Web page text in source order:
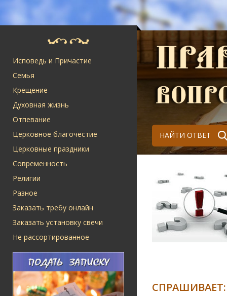
Исповедь и Причастие
Семья
Крещение
Духовная жизнь
Отпевание
Церковное благочестие
Церковные праздники
Современность
Религии
Разное
Заказать требу онлайн
Заказать установку свечи
Не рассортированное
НАЙТИ ОТВЕТ
СПРАШИВАЕТ: